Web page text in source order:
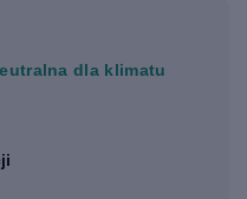
dla klimatu